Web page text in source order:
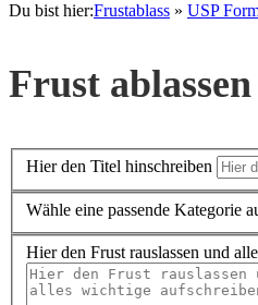
Du bist hier:Frustablass » USP
Frust ablassen
Hier den Titel hinschreiben
Wähle eine passende Kategorie
Hier den Frust rauslassen und